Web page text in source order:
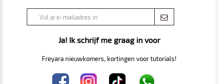
Ja! Ik schrijf me graag in voor
Freyara nieuwkomers, kortingen voor tutorials!